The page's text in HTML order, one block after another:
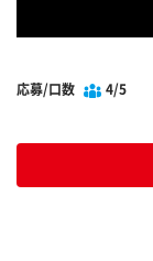
応募/口数 4/5